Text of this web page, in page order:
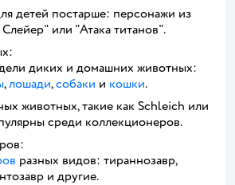
детей постарше: персонажи из
или "Атака титанов".
диких и домашних животных:
,лошади,собаки и кошки.
животных, такие как Schleich или
среди коллекционеров.
разных видов: тираннозавр,
и другие.